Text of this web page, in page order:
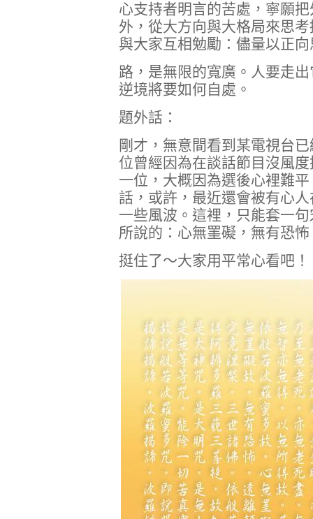
心支持者明言的苦處，寧願
外，從大方向與大格局來思
與大家互相勉勵：儘量以正
路，是無限的寬廣。人要走
逆境將要如何自處。
題外話：
剛才，無意間看到某電視台
位曾經因為在談話節目沒風
一位，大概因為選後心裡難
話，或許，最近還會被有心
一些風波。這裡，只能套一
所說的：心無罣礙，無有恐怖
挺住了～大家用平常心看吧！